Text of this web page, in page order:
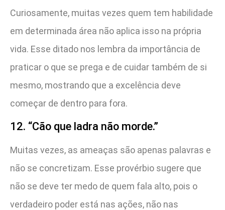
Curiosamente, muitas vezes quem tem habilidade
em determinada área não aplica isso na própria
vida. Esse ditado nos lembra da importância de
praticar o que se prega e de cuidar também de si
mesmo, mostrando que a excelência deve
começar de dentro para fora.
12. “Cão que ladra não morde.”
Muitas vezes, as ameaças são apenas palavras e
não se concretizam. Esse provérbio sugere que
não se deve ter medo de quem fala alto, pois o
verdadeiro poder está nas ações, não nas